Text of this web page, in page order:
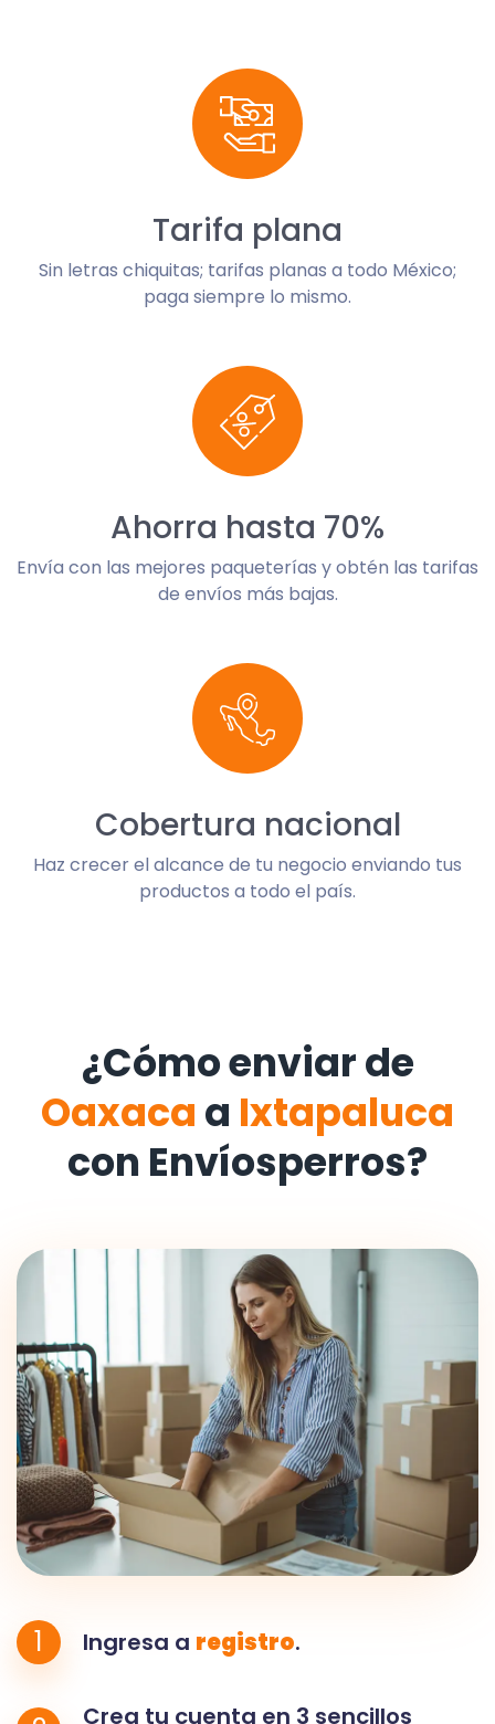
Tarifa plana
Sin letras chiquitas; tarifas planas a todo México;
paga siempre lo mismo.
Ahorra hasta 70%
Envía con las mejores paqueterías y obtén las tarifas
de envíos más bajas.
Cobertura nacional
Haz crecer el alcance de tu negocio enviando tus
productos a todo el país.
¿Cómo enviar de
Oaxaca a Ixtapaluca
con Envíosperros?
1 Ingresa a registro.
Crea tu cuenta en 3 sencillos